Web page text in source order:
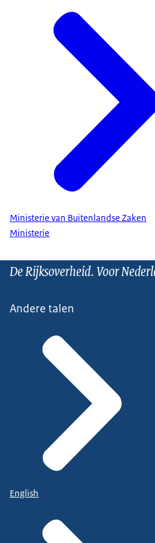
Ministerie van Buitenlandse Zaken
Ministerie
De Rijksoverheid. Voor
Andere talen
English